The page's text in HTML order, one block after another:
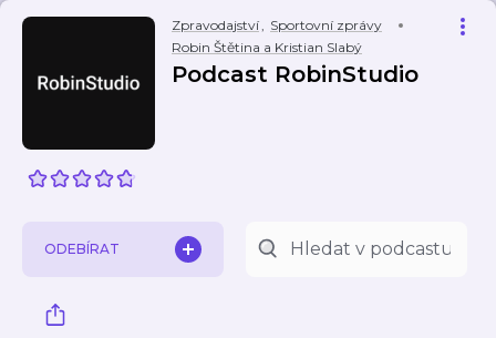
Zpravodajství, Sportovní zprávy
Robin Štětina a Kristian Slabý
Podcast RobinStudio
ODEBÍRAT